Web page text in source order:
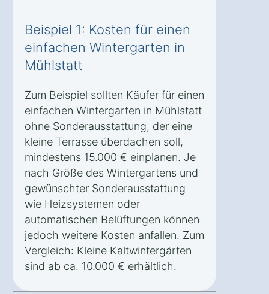
Beispiel 1: Kosten für einen
einfachen Wintergarten in
Mühlstatt
Zum Beispiel sollten Käufer für einen
einfachen Wintergarten in Mühlstatt
ohne Sonderausstattung, der eine
kleine Terrasse überdachen soll,
mindestens 15.000 € einplanen. Je
nach Größe des Wintergartens und
gewünschter Sonderausstattung
wie Heizsystemen oder
automatischen Belüftungen können
jedoch weitere Kosten anfallen. Zum
Vergleich: Kleine Kaltwintergärten
sind ab ca. 10.000 € erhältlich.